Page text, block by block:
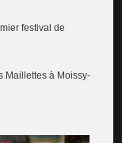
festival de
Maillettes à Moissy-